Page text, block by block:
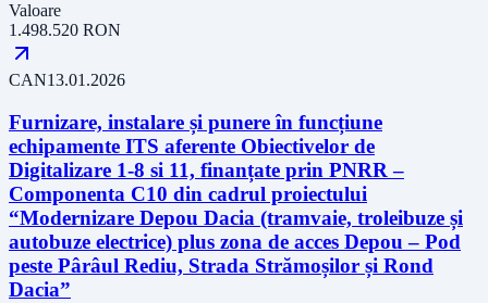
Valoare
1.498.520 RON
CAN13.01.2026
Furnizare, instalare și punere în funcțiune
echipamente ITS aferente Obiectivelor de
Digitalizare 1-8 si 11, finanțate prin PNRR –
Componenta C10 din cadrul proiectului
“Modernizare Depou Dacia (tramvaie, troleibuze și
autobuze electrice) plus zona de acces Depou – Pod
peste Pârâul Rediu, Strada Strămoșilor și Rond
Dacia”